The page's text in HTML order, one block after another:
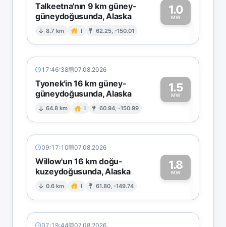
Talkeetna'nın 9 km güney-
güneydoğusunda, Alaska
8.7 km I 62.25, -150.01
1.0
MW1
17:46:38 07.08.2026
Tyonek'in 16 km güney-
güneydoğusunda, Alaska
64.8 km I 60.94, -150.99
1.5
MW1
09:17:10 07.08.2026
Willow'un 16 km doğu-
kuzeydoğusunda, Alaska
0.6 km I 61.80, -149.74
1.8
MW1
07:19:44 07.08.2026